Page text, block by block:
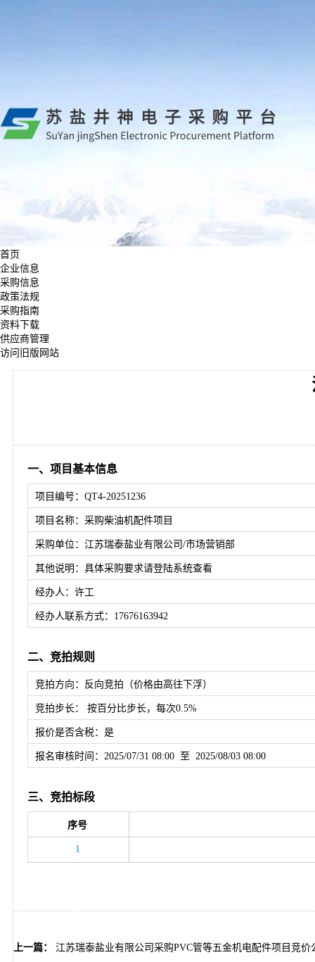
首页
企业信息
采购信息
政策法规
采购指南
资料下载
供应商管理
访问旧版网站
一、项目基本信息
项目编号：QT4-20251236
项目名称：采购柴油机配件项目
采购单位：江苏瑞泰盐业有限公司/市场营销部
其他说明：具体采购要求请登陆系统查看
经办人：许工
经办人联系方式：17676163942
二、竞拍规则
竞拍方向：反向竞拍（价格由高往下浮）
竞拍步长： 按百分比步长，每次0.5%
报价是否含税：是
报名审核时间：2025/07/31 08:00 至 2025/08/03 08:00
三、竞拍标段
序号
1
上一篇： 江苏瑞泰盐业有限公司采购PVC管等五金机电配件项目竞价